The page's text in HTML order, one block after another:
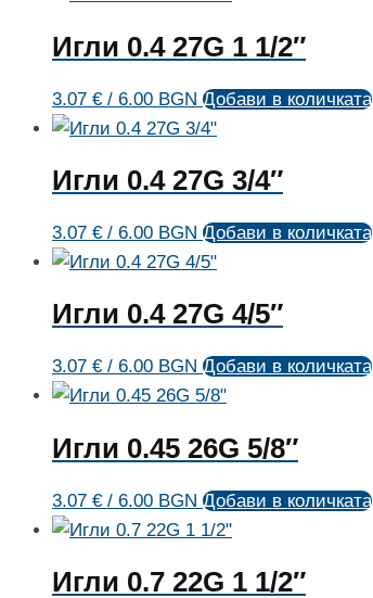
Игли 0.4 27G 1 1/2″
3.07 € / 6.00 BGN Добави в количката
Игли 0.4 27G 3/4″
3.07 € / 6.00 BGN Добави в количката
Игли 0.4 27G 4/5″
3.07 € / 6.00 BGN Добави в количката
Игли 0.45 26G 5/8″
3.07 € / 6.00 BGN Добави в количката
Игли 0.7 22G 1 1/2″